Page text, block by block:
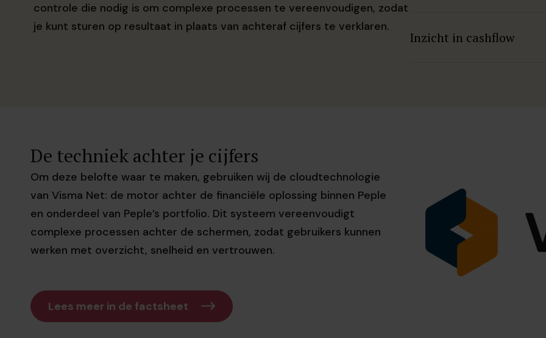
controle die nodig is om complexe processen te vereenvoudigen, zodat
je kunt sturen op resultaat in plaats van achteraf cijfers te verklaren.
gebruikersrechten en
Inzicht in cashflow
De techniek achter je cijfers
Om deze belofte waar te maken, gebruiken wij de cloudtechnologie
van Visma Net: de motor achter de financiële oplossing binnen Peple
en onderdeel van Peple’s portfolio. Dit systeem vereenvoudigt
complexe processen achter de schermen, zodat gebruikers kunnen
werken met overzicht, snelheid en vertrouwen.
Lees meer in de factsheet